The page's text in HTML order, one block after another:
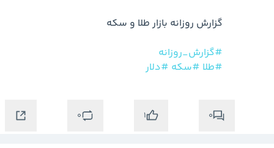
#گزارش_روزانه
#طلا #سکه #دلار
0
1
0